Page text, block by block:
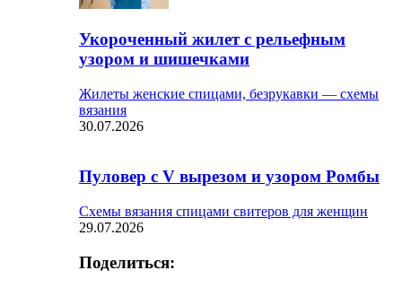
Укороченный жилет с рельефным
узором и шишечками
Жилеты женские спицами, безрукавки — схемы
вязания
30.07.2026
Пуловер с V вырезом и узором Ромбы
Схемы вязания спицами свитеров для женщин
29.07.2026
Поделиться: